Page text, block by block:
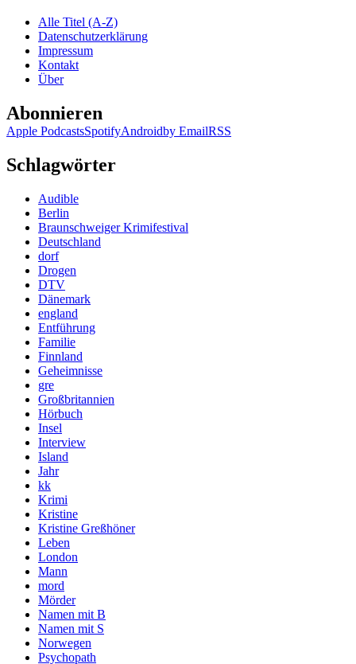
–
Transit
in
den
1
(Video)
Alle Titel (A-Z)
Datenschutzerklärung
Impressum
Kontakt
Über
Abonnieren
Apple PodcastsSpotifyAndroidby EmailRSS
Schlagwörter
Audible
Berlin
Braunschweiger Krimifestival
Deutschland
dorf
Drogen
DTV
Dänemark
england
Entführung
Familie
Finnland
Geheimnisse
gre
Großbritannien
Hörbuch
Insel
Interview
Island
Jahr
kk
Krimi
Kristine
Kristine Greßhöner
Leben
London
Mann
mord
Mörder
Namen mit B
Namen mit S
Norwegen
Psychopath